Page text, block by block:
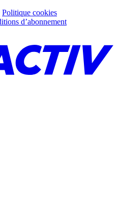
Politique cookies
d’abonnement